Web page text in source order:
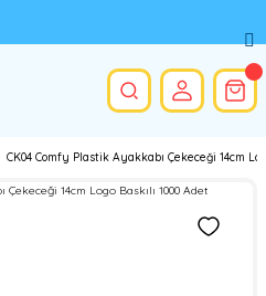
CK04 Comfy Plastik Ayakkabı Çekeceği 14cm